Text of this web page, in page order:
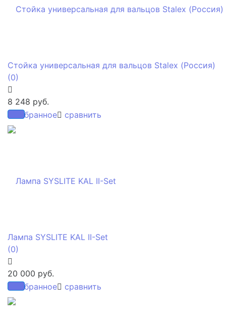
избранное сравнить
Стойка универсальная для вальцов Stalex (Россия)
(0)
8 248 руб.
избранное сравнить
Лампа SYSLITE KAL II-Set
(0)
20 000 руб.